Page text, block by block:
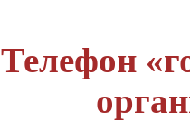
Телефон